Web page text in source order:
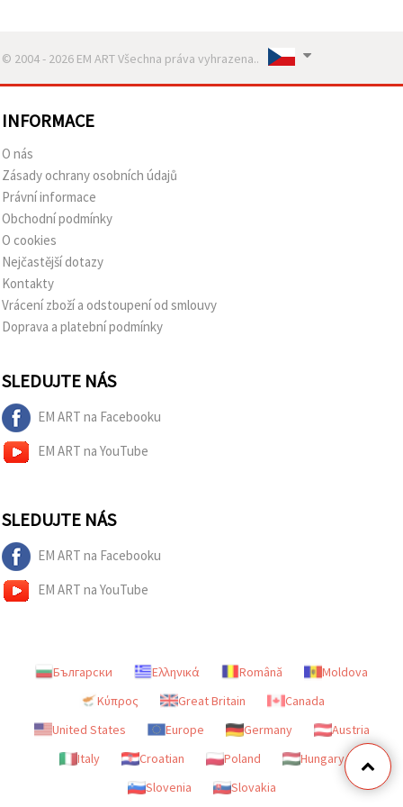
© 2004 - 2026 EM ART Všechna práva vyhrazena..
INFORMACE
O nás
Zásady ochrany osobních údajů
Právní informace
Obchodní podmínky
O cookies
Nejčastější dotazy
Kontakty
Vrácení zboží a odstoupení od smlouvy
Doprava a platební podmínky
SLEDUJTE NÁS
EM ART na Facebooku
EM ART na YouTube
SLEDUJTE NÁS
EM ART na Facebooku
EM ART na YouTube
Български Ελληνικά Română
Moldova
Κύπρος
Great Britain
Canada
United States
Europe Germany
Austria
Italy
Croatian Poland
Hungary
Slovenia
Slovakia